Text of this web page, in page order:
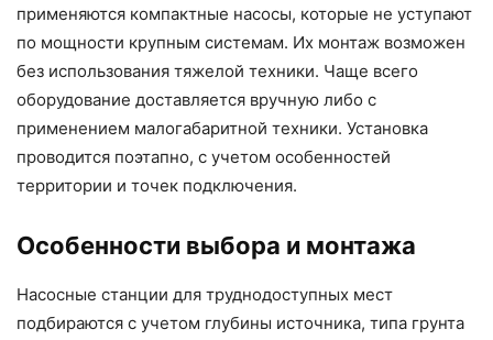
применяются компактные насосы, которые не уступают
по мощности крупным системам. Их монтаж возможен
без использования тяжелой техники. Чаще всего
оборудование доставляется вручную либо с
применением малогабаритной техники. Установка
проводится поэтапно, с учетом особенностей
территории и точек подключения.
Особенности выбора и монтажа
Насосные станции для труднодоступных мест
подбираются с учетом глубины источника, типа грунта